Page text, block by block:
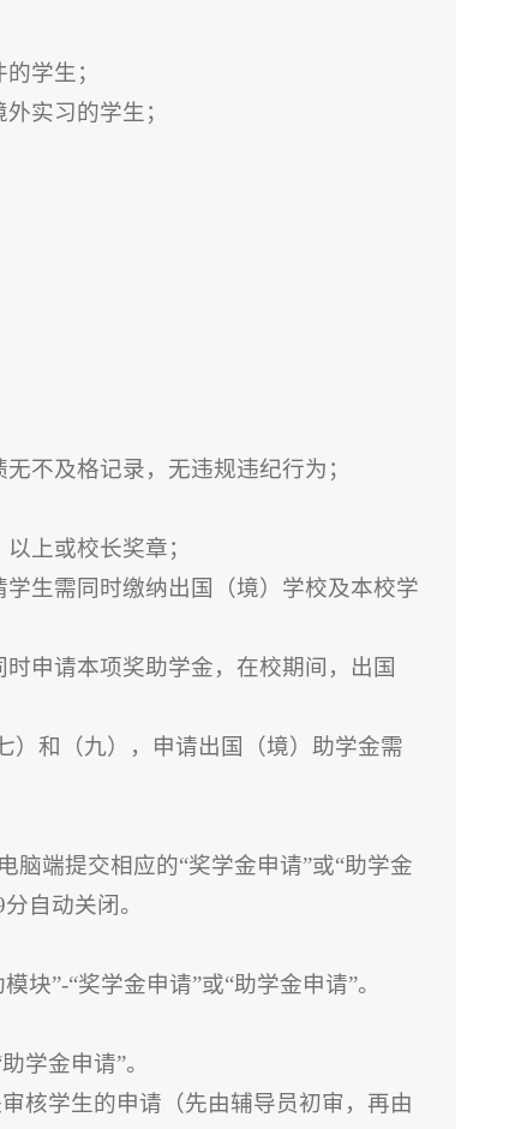
学生；
实习的学生；
不及格记录，无违规违纪行为；
上或校长奖章；
生需同时缴纳出国（境）学校及本校学
申请本项奖助学金，在校期间，出国
）和（九），申请出国（境）助学金需
脑端提交相应的“奖学金申请”或“助学金
自动关闭。
块”-“奖学金申请”或“助学金申请”。
学金申请”。
核学生的申请（先由辅导员初审，再由